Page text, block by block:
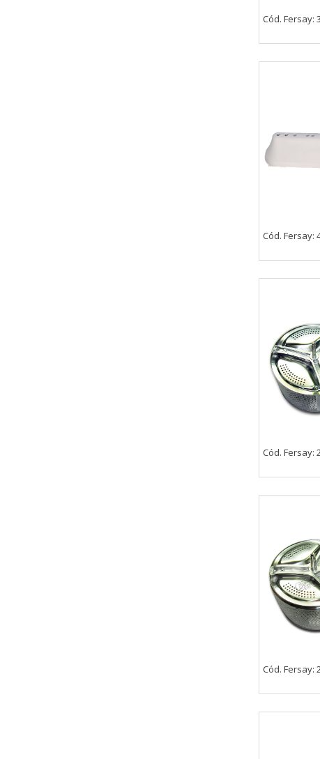
Cód. Fersay:
Cód. Fersay:
Cód. Fersay:
Cód. Fersay:
CONFIGURACIÓN DE
Estas cookies son necesarias
navegador para bloquear o
información de identificación
COOKIELEGALFERSAY,
Cookies de rendimiento
ayudan a saber qué páginas
estas cookies es agregada y,
Estas cookies pueden ser
empresas para crear un perfil
personal, sino que se basan en